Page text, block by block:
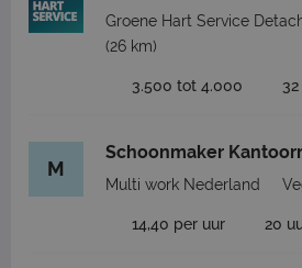
Groene Hart Service
(26 km)
3.500 tot 4.000
M
Schoonmaker
Multi work Nederland
14,40 per uur 20